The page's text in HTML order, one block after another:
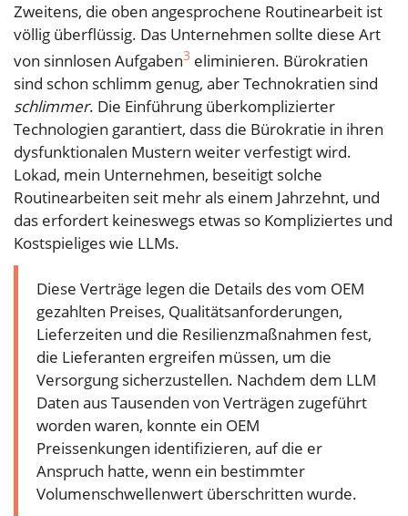
Zweitens, die oben angesprochene Routinearbeit ist
völlig überflüssig. Das Unternehmen sollte diese Art
von sinnlosen Aufgaben3 eliminieren. Bürokratien
sind schon schlimm genug, aber Technokratien sind
schlimmer. Die Einführung überkomplizierter
Technologien garantiert, dass die Bürokratie in ihren
dysfunktionalen Mustern weiter verfestigt wird.
Lokad, mein Unternehmen, beseitigt solche
Routinearbeiten seit mehr als einem Jahrzehnt, und
das erfordert keineswegs etwas so Kompliziertes und
Kostspieliges wie LLMs.
Diese Verträge legen die Details des vom OEM
gezahlten Preises, Qualitätsanforderungen,
Lieferzeiten und die Resilienzmaßnahmen fest,
die Lieferanten ergreifen müssen, um die
Versorgung sicherzustellen. Nachdem dem LLM
Daten aus Tausenden von Verträgen zugeführt
worden waren, konnte ein OEM
Preissenkungen identifizieren, auf die er
Anspruch hatte, wenn ein bestimmter
Volumenschwellenwert überschritten wurde.